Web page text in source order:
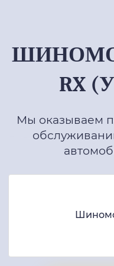
RX
Мы оказываем